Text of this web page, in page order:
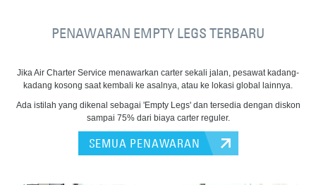
PENAWARAN EMPTY LEGS TERBARU
Jika Air Charter Service menawarkan carter sekali jalan, pesawat kadang-
kadang kosong saat kembali ke asalnya, atau ke lokasi global lainnya.
Ada istilah yang dikenal sebagai 'Empty Legs' dan tersedia dengan diskon
sampai 75% dari biaya carter reguler.
SEMUA PENAWARAN